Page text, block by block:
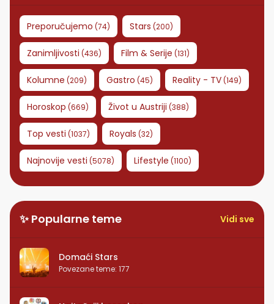
Preporučujemo (74) Stars (200)
Zanimljivosti (436) Film & Serije (131)
Kolumne (209) Gastro (45) Reality - TV(149)
Horoskop (669) Život u Austriji (388)
Top vesti (1037) Royals (32)
Najnovije vesti (5078) Lifestyle (1100)
✨ Popularne teme Vidi sve
Domaći Stars
Povezane teme: 177